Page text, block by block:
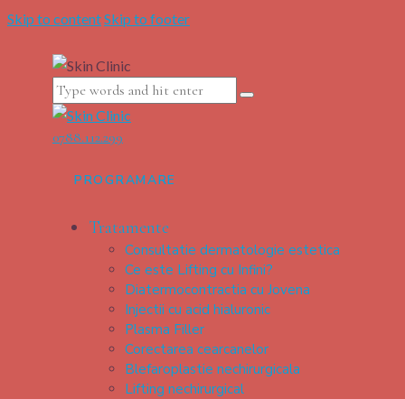
Skip to contentSkip to footer
0788.112.299
PROGRAMARE
Tratamente
Consultatie dermatologie estetica
Ce este Lifting cu Infini?
Diatermocontractia cu Jovena
Injectii cu acid hialuronic
Plasma Filler
Corectarea cearcanelor
Blefaroplastie nechirurgicala
Lifting nechirurgical